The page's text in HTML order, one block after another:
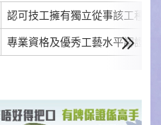
認可技工擁有獨立從事該工種技
專業資格及優秀工藝水平認證